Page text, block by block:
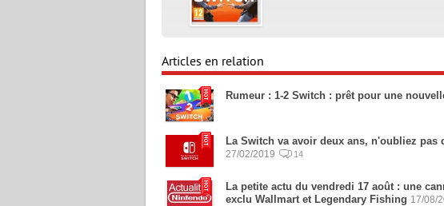
Articles en relation
Rumeur : 1-2 Switch : prêt pour une
La Switch va avoir deux ans, n'oubliez
27/02/2019 14
La petite actu du vendredi 17 août : une
exclu Wallmart et Legendary Fishing 17/08/